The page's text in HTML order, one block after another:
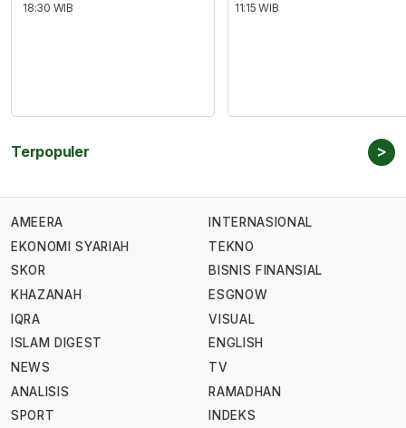
18:30 WIB
11:15 WIB
Terpopuler >
AMEERA
EKONOMI SYARIAH
SKOR
KHAZANAH
IQRA
ISLAM DIGEST
NEWS
ANALISIS
SPORT
INTERNASIONAL
TEKNO
BISNIS FINANSIAL
ESGNOW
VISUAL
ENGLISH
TV
RAMADHAN
INDEKS